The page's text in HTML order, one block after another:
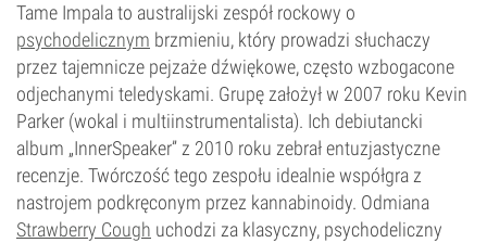
Tame Impala to australijski zespół rockowy o
psychodelicznym brzmieniu, który prowadzi słuchaczy
przez tajemnicze pejzaże dźwiękowe, często wzbogacone
odjechanymi teledyskami. Grupę założył w 2007 roku Kevin
Parker (wokal i multiinstrumentalista). Ich debiutancki
album „InnerSpeaker” z 2010 roku zebrał entuzjastyczne
recenzje. Twórczość tego zespołu idealnie współgra z
nastrojem podkręconym przez kannabinoidy. Odmiana
Strawberry Cough uchodzi za klasyczny, psychodeliczny